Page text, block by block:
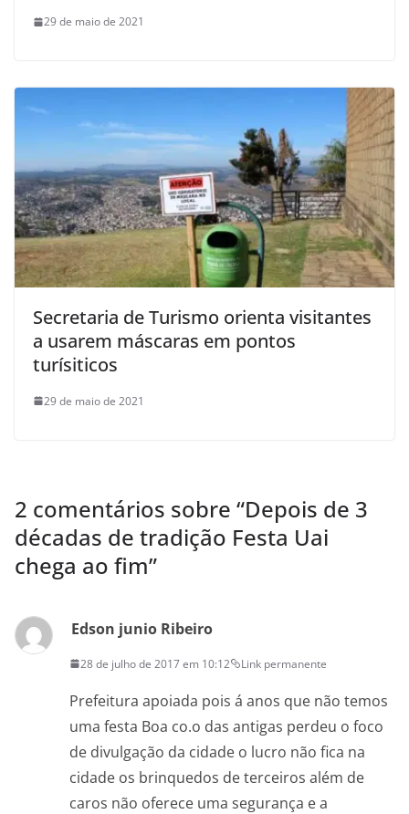
29 de maio de 2021
Secretaria de Turismo orienta visitantes
a usarem máscaras em pontos
turísiticos
29 de maio de 2021
2 comentários sobre “Depois de 3
décadas de tradição Festa Uai
chega ao fim”
Edson junio Ribeiro
28 de julho de 2017 em 10:12 Link permanente
Prefeitura apoiada pois á anos que não temos
uma festa Boa co.o das antigas perdeu o foco
de divulgação da cidade o lucro não fica na
cidade os brinquedos de terceiros além de
caros não oferece uma segurança e a